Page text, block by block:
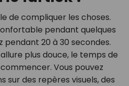
de compliquer les choses.
pendant quelques
pendant 20 à 30 secondes.
plus douce, le temps de
Vous pouvez
sur des repères visuels, des